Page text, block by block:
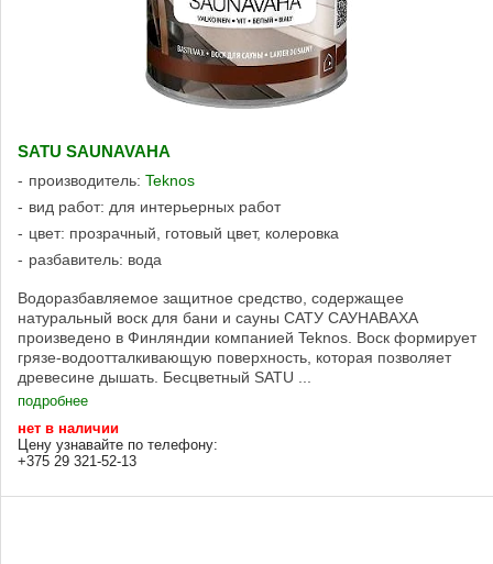
SATU SAUNAVAHA
производитель: Teknos
вид работ: для интерьерных работ
цвет: прозрачный, готовый цвет, колеровка
разбавитель: вода
Водоразбавляемое защитное средство, содержащее
натуральный воск для бани и сауны САТУ САУНАВАХА
произведено в Финляндии компанией Teknos. Воск формирует
грязе-водоотталкивающую поверхность, которая позволяет
древесине дышать. Бесцветный SATU ...
подробнее
нет в наличии
Цену узнавайте по телефону:
+375 29 321-52-13